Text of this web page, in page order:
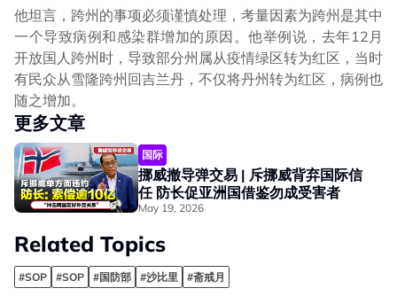
他坦言，跨州的事项必须谨慎处理，考量因素为跨州是其中
一个导致病例和感染群增加的原因。他举例说，去年12月
开放国人跨州时，导致部分州属从疫情绿区转为红区，当时
有民众从雪隆跨州回吉兰丹，不仅将丹州转为红区，病例也
随之增加。
更多文章
国际
挪威撤导弹交易 | 斥挪威背弃国际信
任 防长促亚洲国借鉴勿成受害者
May 19, 2026
Related Topics
#SOP #SOP #国防部 #沙比里 #斋戒月